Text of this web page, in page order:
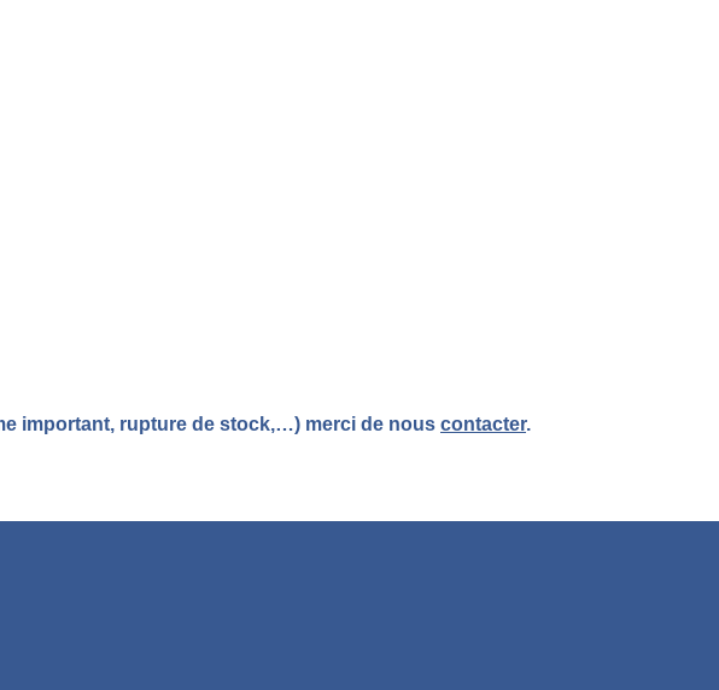
important, rupture de stock,…) merci de nous contacter.